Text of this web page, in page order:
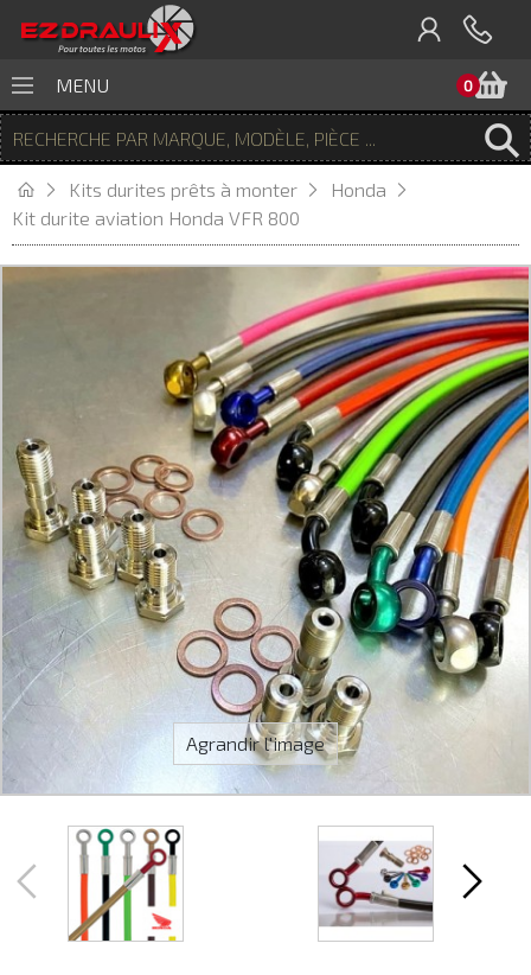
0
MENU
Kits durites prêts à monter
Honda
Kit durite aviation Honda VFR 800
Agrandir l'image